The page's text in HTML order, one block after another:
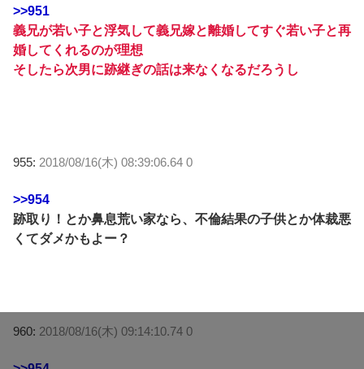
>>951
義兄が若い子と浮気して義兄嫁と離婚してすぐ若い子と再
婚してくれるのが理想
そしたら次男に跡継ぎの話は来なくなるだろうし
955: 2018/08/16(木) 08:39:06.64 0
>>954
跡取り！とか鼻息荒い家なら、不倫結果の子供とか体裁悪
くてダメかもよー？
960: 2018/08/16(木) 09:14:10.74 0